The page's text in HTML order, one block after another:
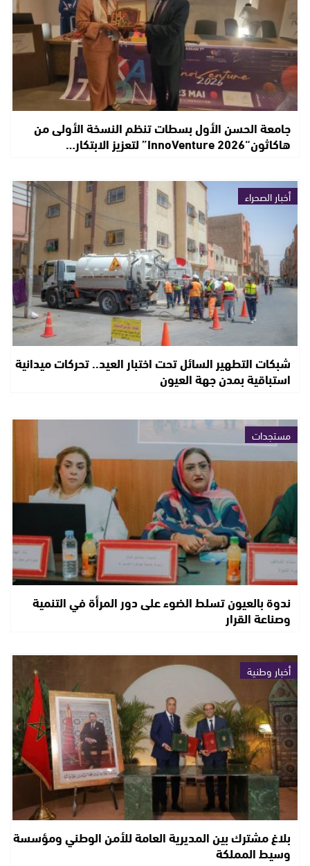
جامعة الحسن الأول بسطات تنظم النسخة الأولى من
هاكاثون“InnoVenture 2026” لتعزيز الابتكار…
أخبار الصحراء
شبكات التطهير السائل تحت اختبار العيد.. تحركات ميدانية
استباقية بمدن جهة العيون
مستجدات
ندوة بالعيون تسلط الضوء على دور المرأة في التنمية
وصناعة القرار
أخبار وطنية
بلاغ مشترك بين المديرية العامة للأمن الوطني ومؤسسة
وسيط المملكة